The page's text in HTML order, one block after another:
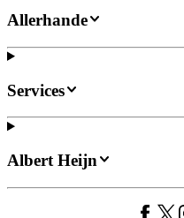
Allerhande
Services
Albert Heijn